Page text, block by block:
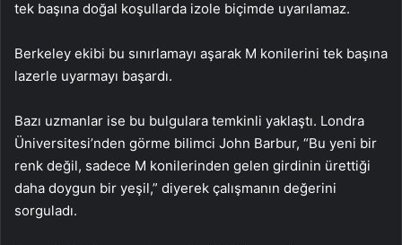
tek başına doğal koşullarda izole biçimde uyarılamaz.
Berkeley ekibi bu sınırlamayı aşarak M konilerini tek başına
lazerle uyarmayı başardı.
Bazı uzmanlar ise bu bulgulara temkinli yaklaştı. Londra
Üniversitesi’nden görme bilimci John Barbur, “Bu yeni bir
renk değil, sadece M konilerinden gelen girdinin ürettiği
daha doygun bir yeşil,” diyerek çalışmanın değerini
sorguladı.